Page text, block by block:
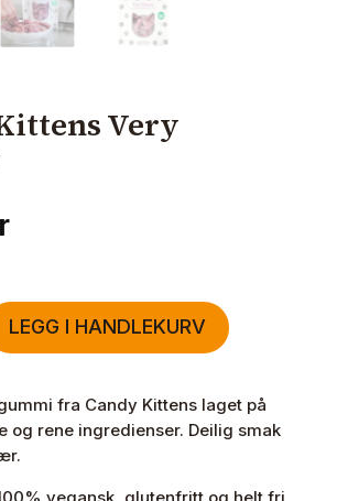
Very
LEGG I HANDLEKURV
fra Candy Kittens laget på
og rene ingredienser. Deilig smak